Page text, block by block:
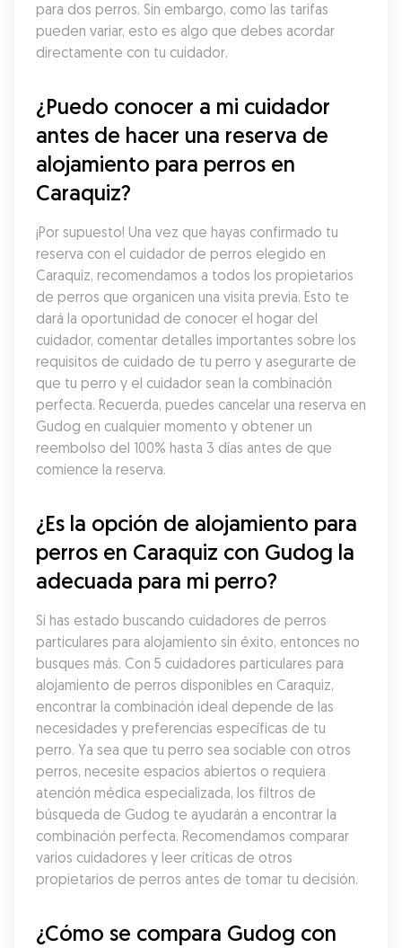
para dos perros. Sin embargo, como las tarifas
pueden variar, esto es algo que debes acordar
directamente con tu cuidador.
¿Puedo conocer a mi cuidador
antes de hacer una reserva de
alojamiento para perros en
Caraquiz?
¡Por supuesto! Una vez que hayas confirmado tu
reserva con el cuidador de perros elegido en
Caraquiz, recomendamos a todos los propietarios
de perros que organicen una visita previa. Esto te
dará la oportunidad de conocer el hogar del
cuidador, comentar detalles importantes sobre los
requisitos de cuidado de tu perro y asegurarte de
que tu perro y el cuidador sean la combinación
perfecta. Recuerda, puedes cancelar una reserva en
Gudog en cualquier momento y obtener un
reembolso del 100% hasta 3 días antes de que
comience la reserva.
¿Es la opción de alojamiento para
perros en Caraquiz con Gudog la
adecuada para mi perro?
Si has estado buscando cuidadores de perros
particulares para alojamiento sin éxito, entonces no
busques más. Con 5 cuidadores particulares para
alojamiento de perros disponibles en Caraquiz,
encontrar la combinación ideal depende de las
necesidades y preferencias específicas de tu
perro. Ya sea que tu perro sea sociable con otros
perros, necesite espacios abiertos o requiera
atención médica especializada, los filtros de
búsqueda de Gudog te ayudarán a encontrar la
combinación perfecta. Recomendamos comparar
varios cuidadores y leer críticas de otros
propietarios de perros antes de tomar tu decisión.
¿Cómo se compara Gudog con